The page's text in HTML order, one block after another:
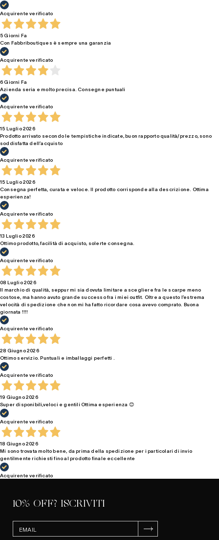
Acquirente verificato
5 Giorni Fa
Con Fabbriboutiques è sempre una garanzia
Acquirente verificato
6 Giorni Fa
Azienda seria e molto precisa. Consegne puntuali
Acquirente verificato
15 Luglio 2026
Prodotto arrivato secondo le tempistiche indicate, buon rapporto qualità/prezzo, sono
soddisfatta dell’acquisto
Acquirente verificato
15 Luglio 2026
Consegna perfetta, curata e veloce. Il prodotto corrisponde alla descrizione. Ottima
esperienza!
Acquirente verificato
13 Luglio 2026
Ottimo prodotto, facilità di acquisto, solerte consegna.
Acquirente verificato
08 Luglio 2026
Il marchio di qualità, seppur mi sia dovuta limitare a scegliere fra le scarpe meno
costose, ma hanno avuto grande successo fra i miei outfit. Oltre a questo l’estrema
velocità di spedizione che non mi ha fatto ricordare cosa avevo comprato. Buona
giornata !!!!
Acquirente verificato
28 Giugno 2026
Ottimo servizio. Puntuali e imballaggi perfetti .
Acquirente verificato
19 Giugno 2026
Super disponibili,veloci e gentili Ottima esperienza 😊
Acquirente verificato
18 Giugno 2026
Mi sono trovata molto bene, da prima della spedizione per i particolari di invio
gentilmente richiesti fino al prodotto finale eccellente
Acquirente verificato
10% OFF? ISCRIVITI